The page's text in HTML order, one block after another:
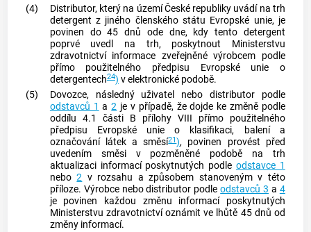
(4)
Distributor, který na území České republiky uvádí na trh
detergent z jiného členského státu Evropské unie, je
povinen do 45 dnů ode dne, kdy tento detergent
poprvé uvedl na trh, poskytnout Ministerstvu
zdravotnictví informace zveřejněné výrobcem podle
přímo použitelného předpisu Evropské unie o
detergentech24) v elektronické podobě.
(5)
Dovozce, následný uživatel nebo distributor podle
odstavců 1 a2 je v případě, že dojde ke změně podle
oddílu 4.1 části B přílohy VIII přímo použitelného
předpisu Evropské unie o klasifikaci, balení a
označování látek a směsí21), povinen provést před
uvedením směsi v pozměněné podobě na trh
aktualizaci informací poskytnutých podleodstavce 1
nebo2 v rozsahu a způsobem stanoveným v této
příloze. Výrobce nebo distributor podleodstavců 3 a 4
je povinen každou změnu informací poskytnutých
Ministerstvu zdravotnictví oznámit ve lhůtě 45 dnů od
změny informací.